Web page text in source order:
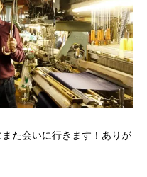
た会いに行きます！ありが